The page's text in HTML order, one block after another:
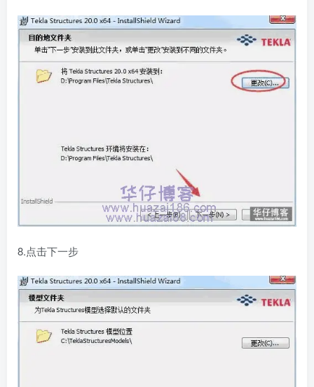
8.点击下一步